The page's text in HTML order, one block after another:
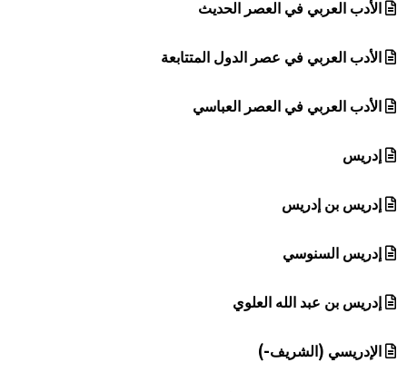
الأدب العربي في العصر الحديث
الأدب العربي في عصر الدول المتتابعة
الأدب العربي في العصر العباسي
إدريس
إدريس بن إدريس
إدريس السنوسي
إدريس بن عبد الله العلوي
الإدريسي (الشريف-)